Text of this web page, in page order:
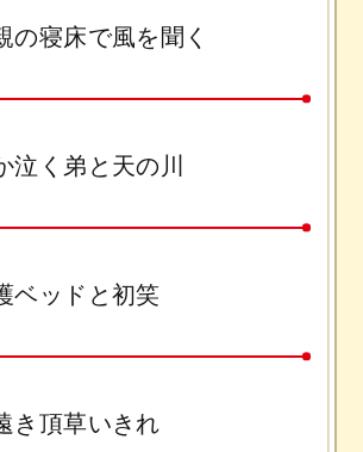
の寝床で風を聞く
泣く弟と天の川
ベッドと初笑
き頂草いきれ